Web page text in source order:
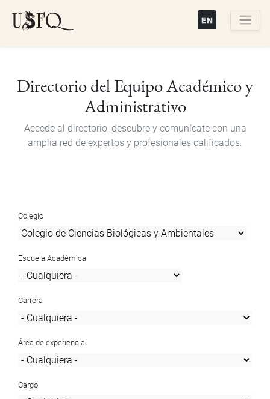
Directorio del Equipo Académico y
Administrativo
Accede al directorio, descubre y comunícate con una
amplia red de expertos y profesionales calificados.
Colegio
Escuela Académica
Carrera
Área de experiencia
Cargo